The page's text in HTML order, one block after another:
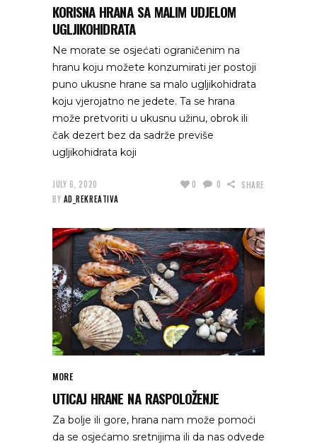
KORISNA HRANA SA MALIM UDJELOM
UGLJIKOHIDRATA
Ne morate se osjećati ograničenim na
hranu koju možete konzumirati jer postoji
puno ukusne hrane sa malo ugljikohidrata
koju vjerojatno ne jedete. Ta se hrana
može pretvoriti u ukusnu užinu, obrok ili
čak dezert bez da sadrže previše
ugljikohidrata koji
JULY 6, 2020
BY AD_REKREATIVA
0 0 SHARE
MORE
UTICAJ HRANE NA RASPOLOŽENJE
Za bolje ili gore, hrana nam može pomoći
da se osjećamo sretnijima ili da nas odvede